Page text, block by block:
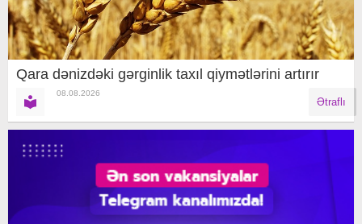
Qara dənizdəki gərginlik taxıl qiymətlərini artırır
08.08.2026
Ətraflı